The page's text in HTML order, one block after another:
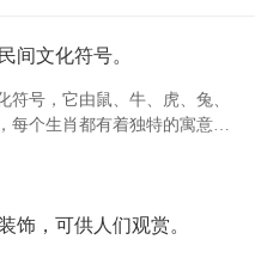
间文化符号。
号，它由鼠、牛、虎、兔、
个生肖都有着独特的寓意和
盛不衰之吉祥寓意。
饰，可供人们观赏。